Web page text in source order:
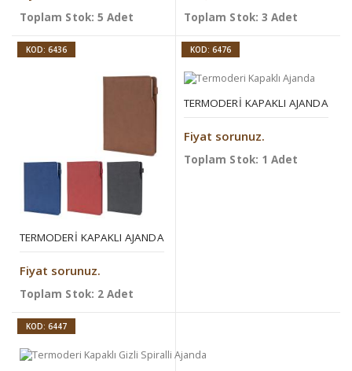
Toplam Stok: 5 Adet Toplam Stok: 3 Adet
KOD: 6436
TERMODERI KAPAKLI AJANDA
Fiyat sorunuz.
Toplam Stok: 2 Adet
KOD: 6476
TERMODERI KAPAKLI AJANDA
Fiyat sorunuz.
Toplam Stok: 1 Adet
KOD: 6447